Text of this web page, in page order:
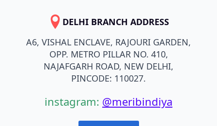
DELHI BRANCH ADDRESS
A6, VISHAL ENCLAVE, RAJOURI GARDEN,
OPP. METRO PILLAR NO. 410,
NAJAFGARH ROAD, NEW DELHI,
PINCODE: 110027.
instagram: @meribindiya